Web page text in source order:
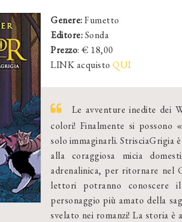
Genere:Fumetto
Editore:Sonda
Prezzo: € 18,00
LINK acquisto QUI
Le avventure inedite dei
colori! Finalmente si
solo immaginarli. StrisciaGrigia
alla coraggiosa micia
adrenalinica, per ritornare nel
lettori potranno conoscere
personaggio più amato della
svelato nei romanzi! La storia è